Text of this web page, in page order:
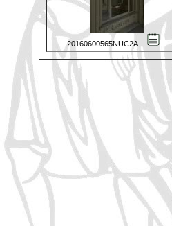
20160600565NUC2A